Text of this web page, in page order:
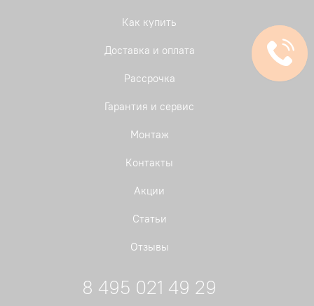
Как купить
Доставка и оплата
Рассрочка
Гарантия и сервис
Монтаж
Контакты
Акции
Статьи
Отзывы
8 495 021 49 29